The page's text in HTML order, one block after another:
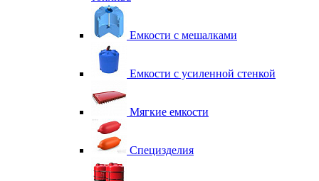
Емкости с мешалками
Емкости с усиленной стенкой
Мягкие емкости
Специзделия